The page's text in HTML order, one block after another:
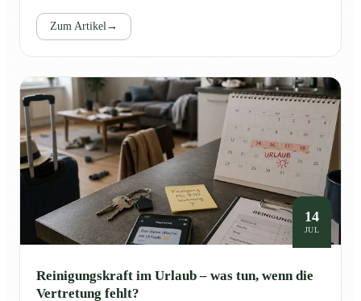
Zum Artikel →
14
JUL
Reinigungskraft im Urlaub – was tun, wenn die
Vertretung fehlt?